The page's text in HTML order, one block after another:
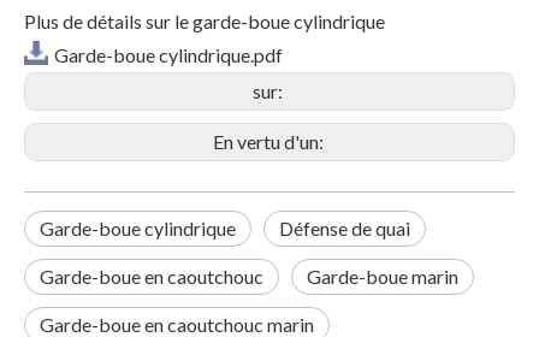
Plus de détails sur le garde-boue cylindrique
Garde-boue cylindrique.pdf
sur:
En vertu d'un:
Garde-boue cylindrique Défense de quai
Garde-boue en caoutchouc Garde-boue marin
Garde-boue en caoutchouc marin